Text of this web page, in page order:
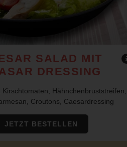
SALAD MIT
DRESSING
Kirschtomaten, Hähnchenbruststreifen,
Croutons, Caesardressing
JETZT BESTELLEN